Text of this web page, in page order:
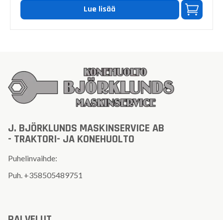
Lue lisää
J. BJÖRKLUNDS MASKINSERVICE AB
- TRAKTORI- JA KONEHUOLTO
Puhelinvaihde:
Puh. +358505489751